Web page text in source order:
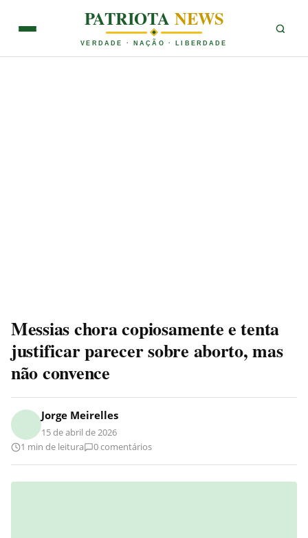
PATRIOTANEWS
VERDADE · NAÇÃO · LIBERDADE
Messias chora copiosamente e tenta
justificar parecer sobre aborto, mas
não convence
Jorge Meirelles
15 de abril de 2026
1 min de leitura
0 comentários